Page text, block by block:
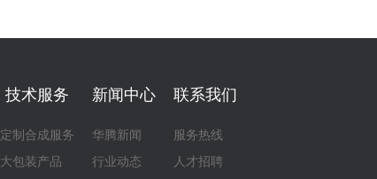
技术服务
定制合成服务
大包装产品
新闻中心
华腾新闻
行业动态
联系我们
服务热线
人才招聘